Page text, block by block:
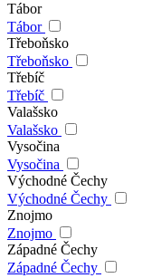
Tábor
Tábor
Třeboňsko
Třeboňsko
Třebíč
Třebíč
Valašsko
Valašsko
Vysočina
Vysočina
Východné Čechy
Východné Čechy
Znojmo
Znojmo
Západné Čechy
Západné Čechy